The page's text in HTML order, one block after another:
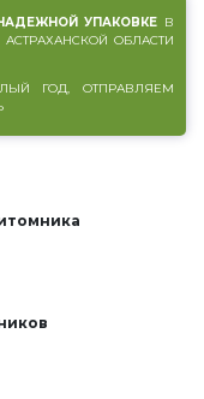
УПАКОВКЕ В
ОБЛАСТИ
ГОД, ОТПРАВЛЯЕМ